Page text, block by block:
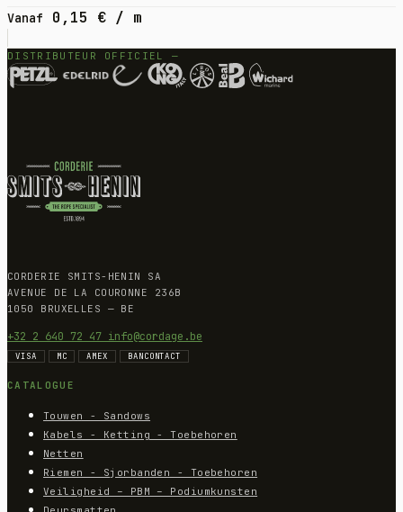
Vanaf 0,15 € / m
DISTRIBUTEUR OFFICIEL —
CORDERIE SMITS-HENIN SA
AVENUE DE LA COURONNE 236B
1050 BRUXELLES — BE
+32 2 640 72 47 info@cordage.be
VISA MC AMEX BANCONTACT
CATALOGUE
Touwen - Sandows
Kabels - Ketting - Toebehoren
Netten
Riemen - Sjorbanden - Toebehoren
Veiligheid – PBM – Podiumkunsten